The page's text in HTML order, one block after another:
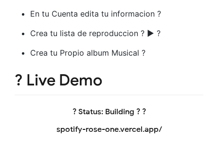
En tu Cuenta edita tu informacion ?
Crea tu lista de reproduccion ? ▶️ ?
Crea tu Propio album Musical ?
? Live Demo
? Status: Building ? ?
spotify-rose-one.vercel.app/